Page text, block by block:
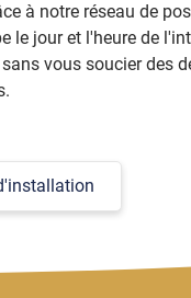
à notre réseau de
le jour et l'heure de
vous soucier des